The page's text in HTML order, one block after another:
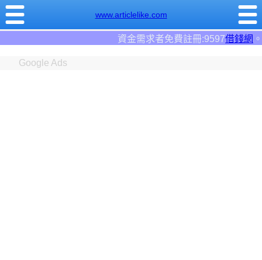
www.articlelike.com
資金需求者免費註冊:9597借錢網。全台前三大借錢網站！
Google Ads